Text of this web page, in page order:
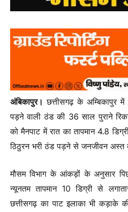
अंबिकापुर। छत्तीसगढ़ के अम्बिकापुर में
पड़ने वाली ठंड की 36 साल पुराने
को मैनपाट में रात का तापमान 4.8
ठिठुरन भरी ठंड पड़ने से जनजीवन अस्त
मौसम विभाग के आंकड़ों के अनुसार
न्यूनतम तापमान 10 डिग्री से
छत्तीसगढ़ का पाट इलाका भी कड़ाके